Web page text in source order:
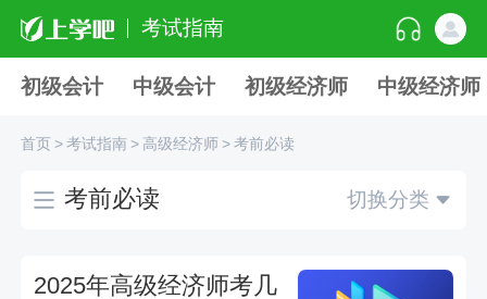
考试指南
初级会计 中级会计 初级经济师 中级经济师
首页>考试指南> 高级经济师>考前必读
考前必读 切换分类
2025年高级经济师考几